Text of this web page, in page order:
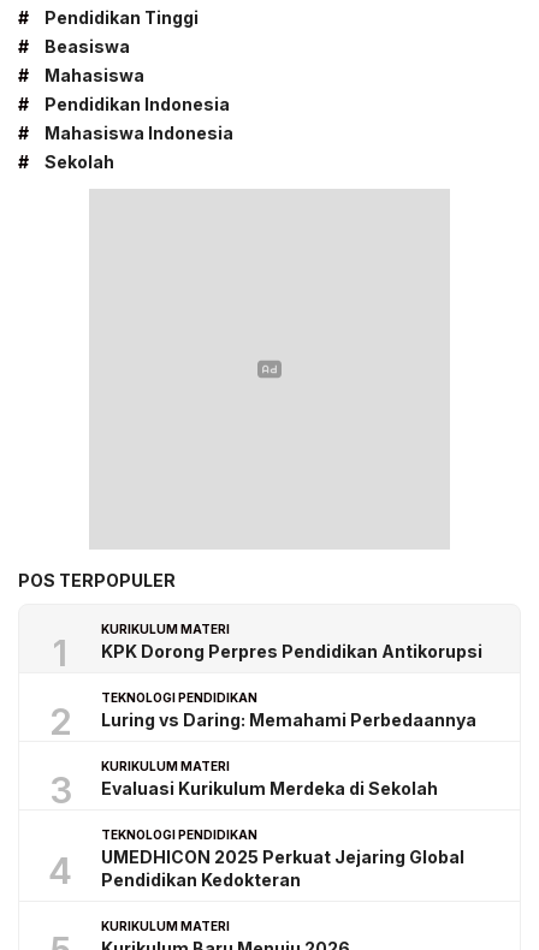
#
Pendidikan Tinggi
#
Beasiswa
#
Mahasiswa
#
Pendidikan Indonesia
#
Mahasiswa Indonesia
#
Sekolah
POS TERPOPULER
1
KURIKULUM MATERI
KPK Dorong Perpres Pendidikan Antikorupsi
2
TEKNOLOGI PENDIDIKAN
Luring vs Daring: Memahami Perbedaannya
3
KURIKULUM MATERI
Evaluasi Kurikulum Merdeka di Sekolah
4
TEKNOLOGI PENDIDIKAN
UMEDHICON 2025 Perkuat Jejaring Global
Pendidikan Kedokteran
KURIKULUM MATERI